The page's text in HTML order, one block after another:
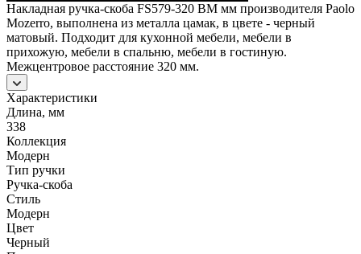
Накладная ручка-скоба FS579-320 BM мм производителя Paolo
Mozerro, выполнена из металла цамак, в цвете - черный
матовый. Подходит для кухонной мебели, мебели в
прихожую, мебели в спальню, мебели в гостиную.
Межцентровое расстояние 320 мм.
Характеристики
Длина, мм
338
Коллекция
Модерн
Тип ручки
Ручка-скоба
Стиль
Модерн
Цвет
Черный